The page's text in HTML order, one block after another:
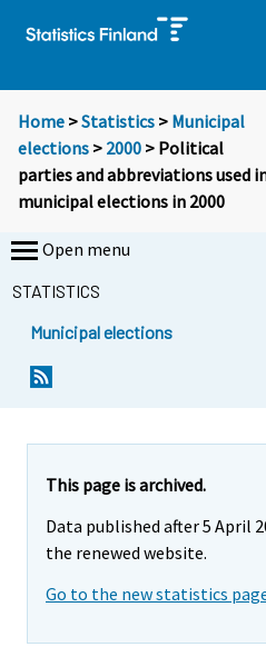
Home >Statistics > Municipal
elections > 2000 > Political
parties and abbreviations used
municipal elections in 2000
Open menu
STATISTICS
Municipal elections
This page is archived.
Data published after 5 April
the renewed website.
Go to the new statistics